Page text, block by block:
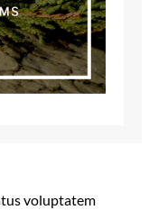
voluptatem